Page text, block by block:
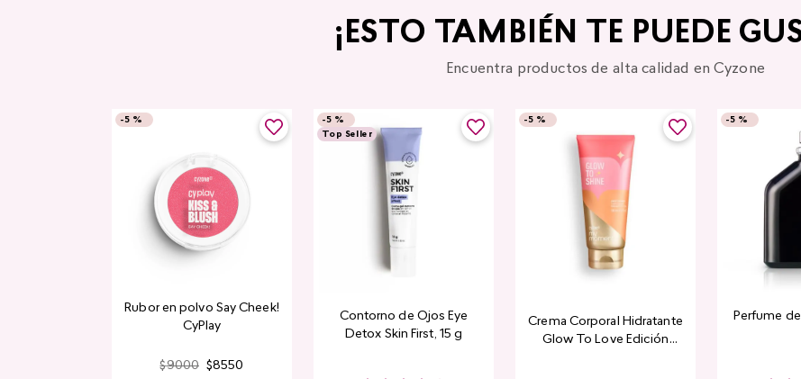
¡ESTO TAMBIÉN TE PUEDE
Encuentra productos de alta calidad en Cyzone
-5 %
Rubor en polvo Say Cheek!
CyPlay
$9000 $8550
-5 %
Top Seller
Contorno de Ojos Eye
Detox Skin First, 15 g
-5 %
Crema Corporal Hidratante
Glow To Love Edición
-5 %
Perfume